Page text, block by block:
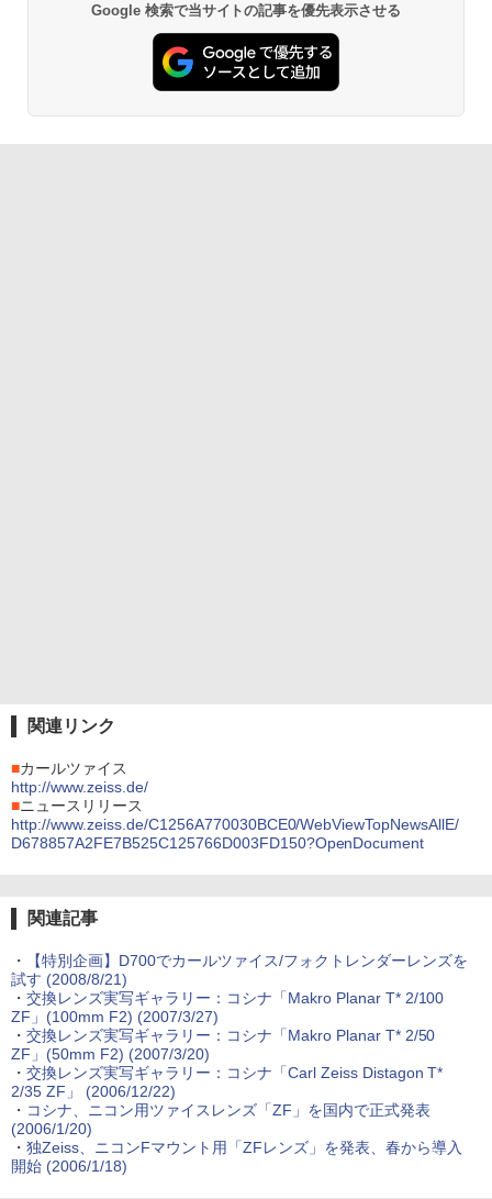
Google 検索で当サイトの記事を優先表示させる
関連リンク
■カールツァイス
http://www.zeiss.de/
■ニュースリリース
http://www.zeiss.de/C1256A770030BCE0/WebViewTopNewsAllE/
D678857A2FE7B525C125766D003FD150?OpenDocument
関連記事
・
【特別企画】D700でカールツァイス/フォクトレンダーレンズを
試す (2008/8/21)
・ 交換レンズ実写ギャラリー：コシナ「Makro Planar T* 2/100
ZF」(100mm F2) (2007/3/27)
・ 交換レンズ実写ギャラリー：コシナ「Makro Planar T* 2/50
ZF」(50mm F2) (2007/3/20)
・ 交換レンズ実写ギャラリー：コシナ「Carl Zeiss Distagon T*
2/35 ZF」 (2006/12/22)
・ コシナ、ニコン用ツァイスレンズ「ZF」を国内で正式発表
(2006/1/20)
・ 独Zeiss、ニコンFマウント用「ZFレンズ」を発表、春から導入
開始 (2006/1/18)